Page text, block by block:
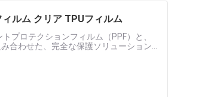
ルム クリア TPUフィルム
プロテクションフィルム（PPF）と、
合わせた、完全な保護ソリューション